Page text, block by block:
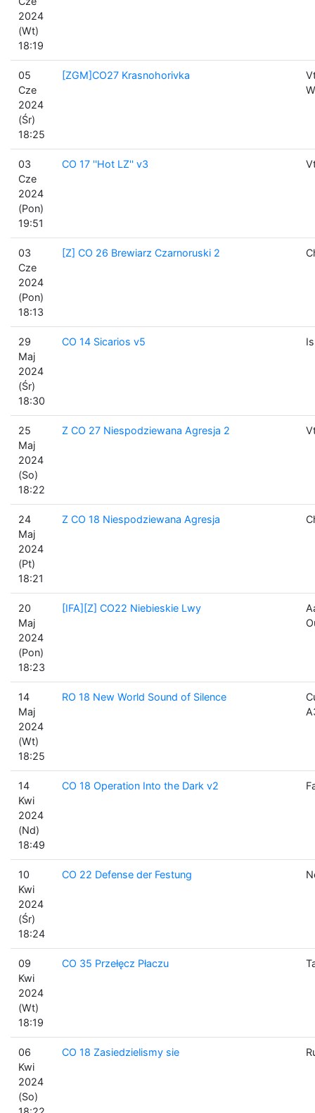
2024
(Wt)
18:19
05
Cze
2024
(Śr)
18:25
[ZGM]CO27 Krasnohorivka
03
Cze
2024
(Pon)
19:51
CO 17 ''Hot LZ'' v3
03
Cze
2024
(Pon)
18:13
[Z] CO 26 Brewiarz Czarnoruski 2
29
Maj
2024
(Śr)
18:30
CO 14 Sicarios v5
25
Maj
2024
(So)
18:22
Z CO 27 Niespodziewana Agresja 2
24
Maj
2024
(Pt)
18:21
Z CO 18 Niespodziewana Agresja
20
Maj
2024
(Pon)
18:23
[IFA][Z] CO22 Niebieskie Lwy
14
Maj
2024
(Wt)
18:25
RO 18 New World Sound of Silence
14
Kwi
2024
(Nd)
18:49
CO 18 Operation Into the Dark v2
10
Kwi
2024
(Śr)
18:24
CO 22 Defense der Festung
09
Kwi
2024
(Wt)
18:19
CO 35 Przełęcz Płaczu
06
Kwi
2024
(So)
CO 18 Zasiedzielismy sie